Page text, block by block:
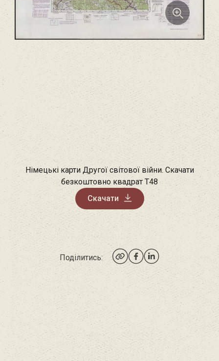
Німецькі карти Другої світової війни. Скачати
безкоштовно квадрат T48
Скачати
Поділитись: